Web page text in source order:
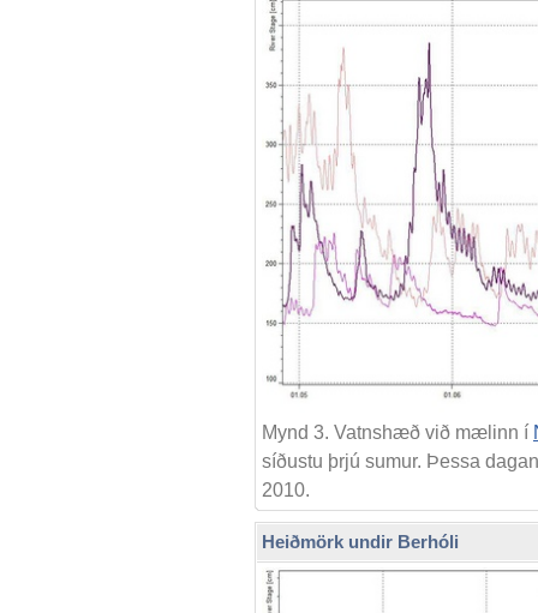
Mynd 3. Vatnshæð við mælinn í
síðustu þrjú sumur. Þessa
2010.
Heiðmörk undir Berhóli